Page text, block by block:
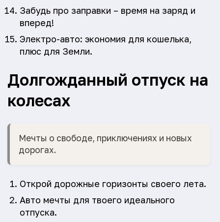
Забудь про заправки – время на заряд и
вперед!
Электро-авто: экономия для кошелька,
плюс для Земли.
Долгожданный отпуск на
колесах
Мечты о свободе, приключениях и новых
дорогах.
Открой дорожные горизонты своего лета.
Авто мечты для твоего идеального
отпуска.